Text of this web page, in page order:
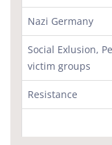
Nazi Germany
Social Exlusion,
victim groups
Resistance